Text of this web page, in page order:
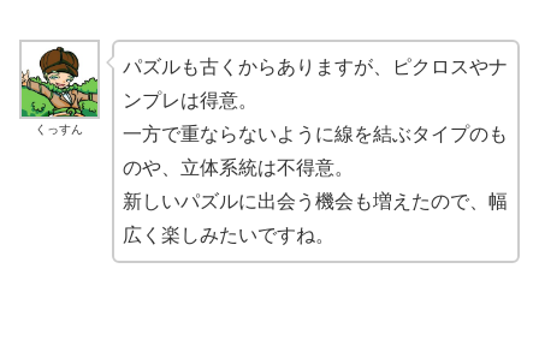
くっすん
パズルも古くからありますが、ピクロスやナ
ンプレは得意。
一方で重ならないように線を結ぶタイプのも
のや、立体系統は不得意。
新しいパズルに出会う機会も増えたので、幅
広く楽しみたいですね。